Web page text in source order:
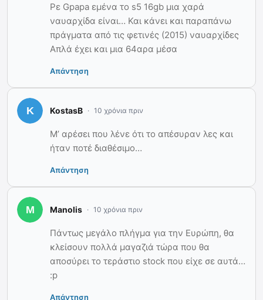
Ρε Gpapa εμένα το s5 16gb μια χαρά
ναυαρχίδα είναι… Και κάνει και παραπάνω
πράγματα από τις φετινές (2015) ναυαρχίδες
Απλά έχει και μια 64αρα μέσα
Απάντηση
KostasB 10 χρόνια πριν
Μ’ αρέσει που λένε ότι το απέσυραν λες και
ήταν ποτέ διαθέσιμο…
Απάντηση
Manolis 10 χρόνια πριν
Πάντως μεγάλο πλήγμα για την Ευρώπη, θα
κλείσουν πολλά μαγαζιά τώρα που θα
αποσύρει το τεράστιο stock που είχε σε αυτά…
:p
Απάντηση